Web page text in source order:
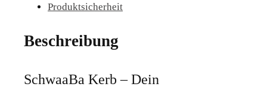
Produktsicherheit
Beschreibung
SchwaaBa Kerb – Dein